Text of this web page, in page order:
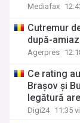
Mediafax
Cutremur
după-
Agerpres
Ce rating
Brașov și
legătură
Digi24 11:35